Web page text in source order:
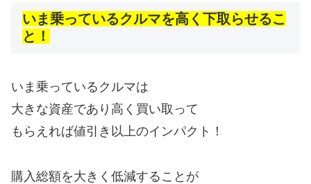
いま乗っているクルマを高く下取らせるこ
と！
いま乗っているクルマは
大きな資産であり高く買い取って
もらえれば値引き以上のインパクト！
購入総額を大きく低減することが